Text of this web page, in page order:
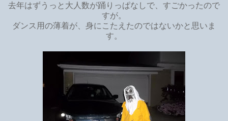
去年はずうっと大人数が踊りっぱなしで、すごかったので
すが。
ダンス用の薄着が、身にこたえたのではないかと思いま
す。